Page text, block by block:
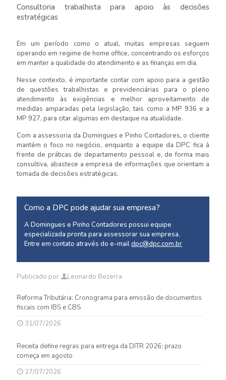
Consultoria trabalhista para apoio às decisões
estratégicas
Em um período como o atual, muitas empresas seguem
operando em regime de home office, concentrando os esforços
em manter a qualidade do atendimento e as finanças em dia.
Nesse contexto, é importante contar com apoio para a gestão
de questões trabalhistas e previdenciárias para o pleno
atendimento às exigências e melhor aproveitamento de
medidas amparadas pela legislação, tais como a MP 936 e a
MP 927, para citar algumas em destaque na atualidade.
Com a assessoria da Domingues e Pinho Contadores, o cliente
mantém o foco no negócio, enquanto a equipe da DPC fica à
frente de práticas de departamento pessoal e, de forma mais
consultiva, abastece a empresa de informações que orientam a
tomada de decisões estratégicas.
Como a DPC pode ajudar sua empresa?
A Domingues e Pinho Contadores possui equipe
especializada pronta para assessorar sua empresa.
Entre em contato através do e-maildpc@dpc.com.br
Publicado por Leonardo Bezerra
Reforma Tributária: Cronograma para emissão de documentos
fiscais com IBS e CBS
31/07/2026
Receita define regras para entrega da DITR 2026; prazo
começa em agosto
27/07/2026